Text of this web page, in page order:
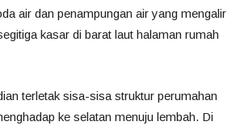
air dan penampungan air yang mengalir
kasar di barat laut halaman rumah
terletak sisa-sisa struktur perumahan
ke selatan menuju lembah. Di